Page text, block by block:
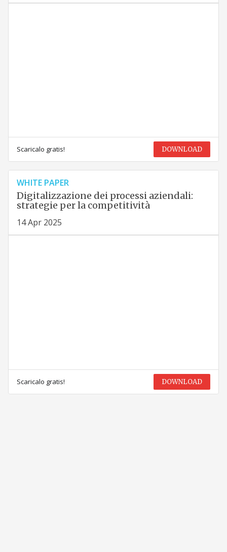
Scaricalo gratis! DOWNLOAD
WHITE PAPER
Digitalizzazione dei processi aziendali:
strategie per la competitività
14 Apr 2025
Scaricalo gratis! DOWNLOAD